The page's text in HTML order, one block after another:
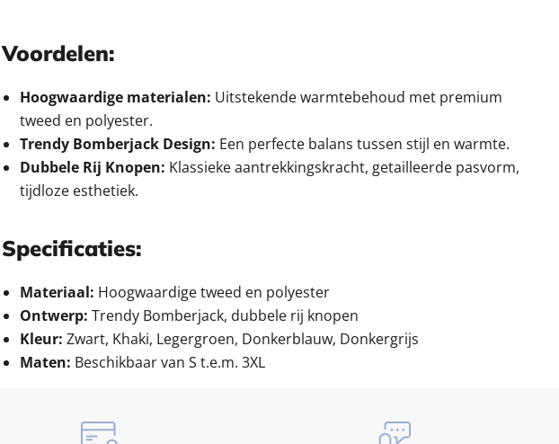
Voordelen:
Hoogwaardige materialen: Uitstekende warmtebehoud met premium
tweed en polyester.
Trendy Bomberjack Design: Een perfecte balans tussen stijl en warmte.
Dubbele Rij Knopen: Klassieke aantrekkingskracht, getailleerde pasvorm,
tijdloze esthetiek.
Specificaties:
Materiaal: Hoogwaardige tweed en polyester
Ontwerp: Trendy Bomberjack, dubbele rij knopen
Kleur: Zwart, Khaki, Legergroen, Donkerblauw, Donkergrijs
Maten: Beschikbaar van S t.e.m. 3XL